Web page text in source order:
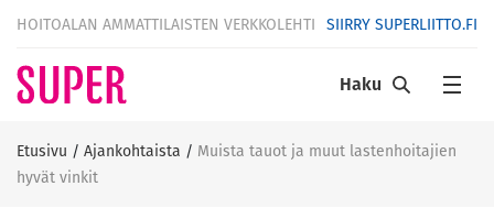
HOITOALAN AMMATTILAISTEN VERKKOLEHTI SIIRRY SUPERLIITTO.FI
Haku
Etusivu / Ajankohtaista / Muista tauot ja muut lastenhoitajien
hyvät vinkit